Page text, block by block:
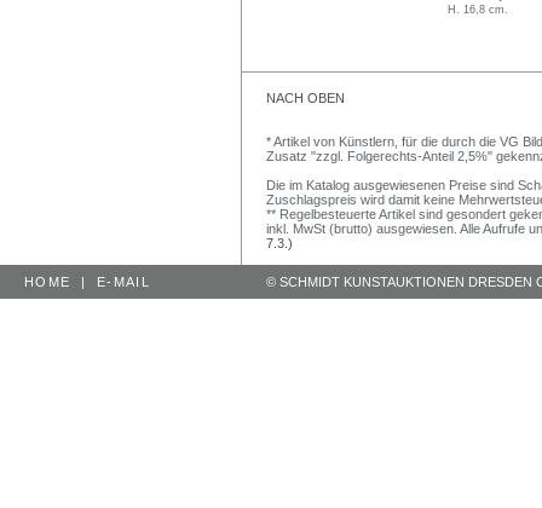
H. 16,8 cm.
NACH OBEN
* Artikel von Künstlern, für die durch die VG
Zusatz "zzgl. Folgerechts-Anteil 2,5%"
Die im Katalog ausgewiesenen Preise sind
Zuschlagspreis wird damit keine
** Regelbesteuerte Artikel sind gesondert
inkl. MwSt (brutto) ausgewiesen. Alle Aufrufe
7.3.)
HOME | E-MAIL © SCHMIDT KUNSTAUKTIONEN DRESDEN